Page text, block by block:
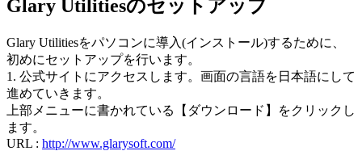
Glary Utilitiesのセットアップ
Glary Utilitiesをパソコンに導入(インストール)するために、
初めにセットアップを行います。
1. 公式サイトにアクセスします。画面の言語を日本語にして
進めていきます。
上部メニューに書かれている【ダウンロード】をクリックし
ます。
URL : http://www.glarysoft.com/